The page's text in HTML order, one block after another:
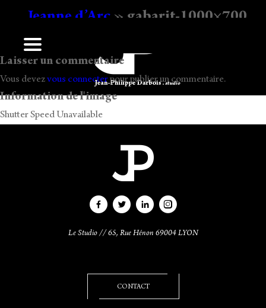
Jeanne d’Arc » gabarit-1000×700
Laisser un commentaire
Vous devezvous connecterpour publier un commentaire.
Information de l'image
Shutter Speed Unavailable
Le Studio // 65, Rue Hénon 69004 LYON
CONTACT